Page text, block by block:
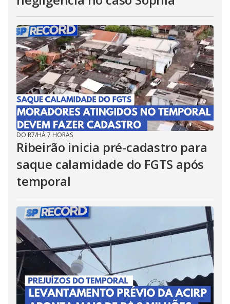
DO R7/HÁ 7 HORAS
Ribeirão inicia pré-cadastro para
saque calamidade do FGTS após
temporal